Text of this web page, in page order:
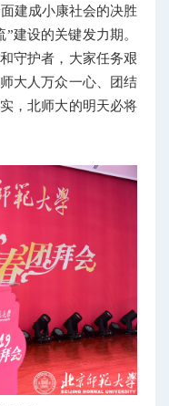
建成小康社会的决胜
建设的关键发力期。
守护者，大家任务艰
大人万众一心、团结
，北师大的明天必将